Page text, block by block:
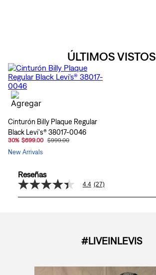
ÚLTIMOS VISTOS
Cinturón Billy Plaque Regular
Black Levi's® 38017-0046
30% $699.00 $999.00
New Arrivals
Reseñas
4.4
de
Reviews.
4.4 (27)
#LIVEINLEVIS